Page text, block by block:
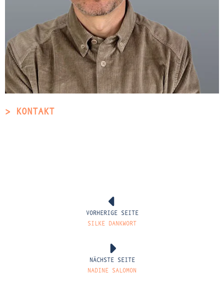
> KONTAKT
VORHERIGE SEITE
SILKE DANKWORT
NÄCHSTE SEITE
NADINE SALOMON